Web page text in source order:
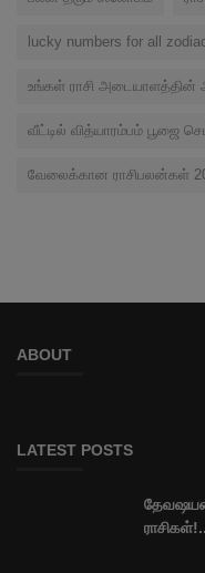
lucky numbers for all
உங்கள் ராசி அடையாளத்தின்
வீட்டில் வித்யாரம்பம் பூஜை
வேலைக்கான ராசிபலன்கள்
ABOUT
LATEST POSTS